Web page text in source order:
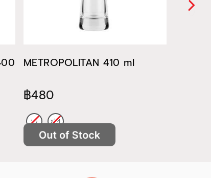
METROPOLITAN 410 ml
฿480